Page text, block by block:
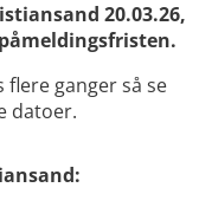
20.03.26,
flere ganger så se
datoer.